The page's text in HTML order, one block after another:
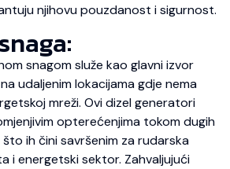
njihovu pouzdanost i sigurnost.
snagom služe kao glavni izvor
udaljenim lokacijama gdje nema
mreži. Ovi dizel generatori
opterećenjima tokom dugih
ih čini savršenim za rudarska
i energetski sektor. Zahvaljujući